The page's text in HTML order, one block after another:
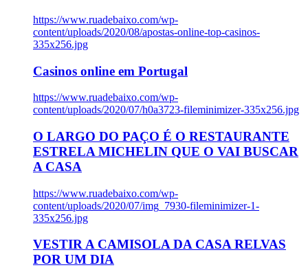
https://www.ruadebaixo.com/wp-
content/uploads/2020/08/apostas-online-top-casinos-
335x256.jpg
Casinos online em Portugal
https://www.ruadebaixo.com/wp-
content/uploads/2020/07/h0a3723-fileminimizer-335x256.jpg
O LARGO DO PAÇO É O RESTAURANTE
ESTRELA MICHELIN QUE O VAI BUSCAR
A CASA
https://www.ruadebaixo.com/wp-
content/uploads/2020/07/img_7930-fileminimizer-1-
335x256.jpg
VESTIR A CAMISOLA DA CASA RELVAS
POR UM DIA